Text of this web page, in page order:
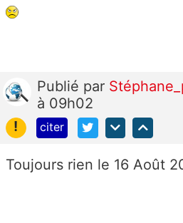
Publié par
à 09h02
!
citer
Toujours rien le 16 Août